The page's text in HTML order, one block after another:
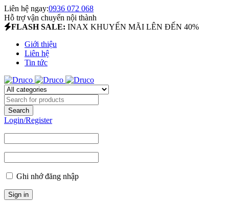
Liên hệ ngay:0936 072 068
Hỗ trợ vận chuyển nội thành
FLASH SALE: INAX KHUYẾN MÃI LÊN ĐẾN 40%
Giới thiệu
Liên hệ
Tin tức
Login/Register
Ghi nhớ đăng nhập